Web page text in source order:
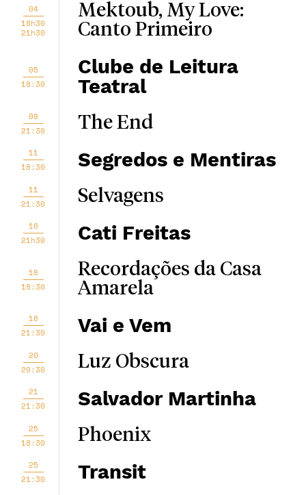
04
18h30
21h30
Mektoub, My Love:
Canto Primeiro
05
18:30
Clube de Leitura
Teatral
08
21:30
The End
11
18:30
Segredos e Mentiras
11
21:30
Selvagens
16
21h30
Cati Freitas
18
18:30
Recordações da Casa
Amarela
18
21:30
Vai e Vem
20
20:30
Luz Obscura
21
21:30
Salvador Martinha
25
18:30
Phoenix
25
21:30
Transit